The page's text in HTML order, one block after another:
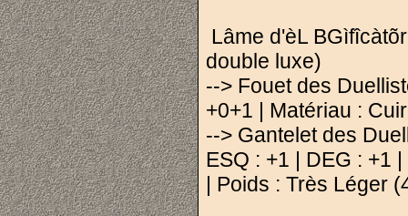
Lâme d'èL
double luxe)
--> Fouet des
+0+1 | Matériau :
--> Gantelet des
ESQ : +1 | DEG : +1
| Poids : Très Léger